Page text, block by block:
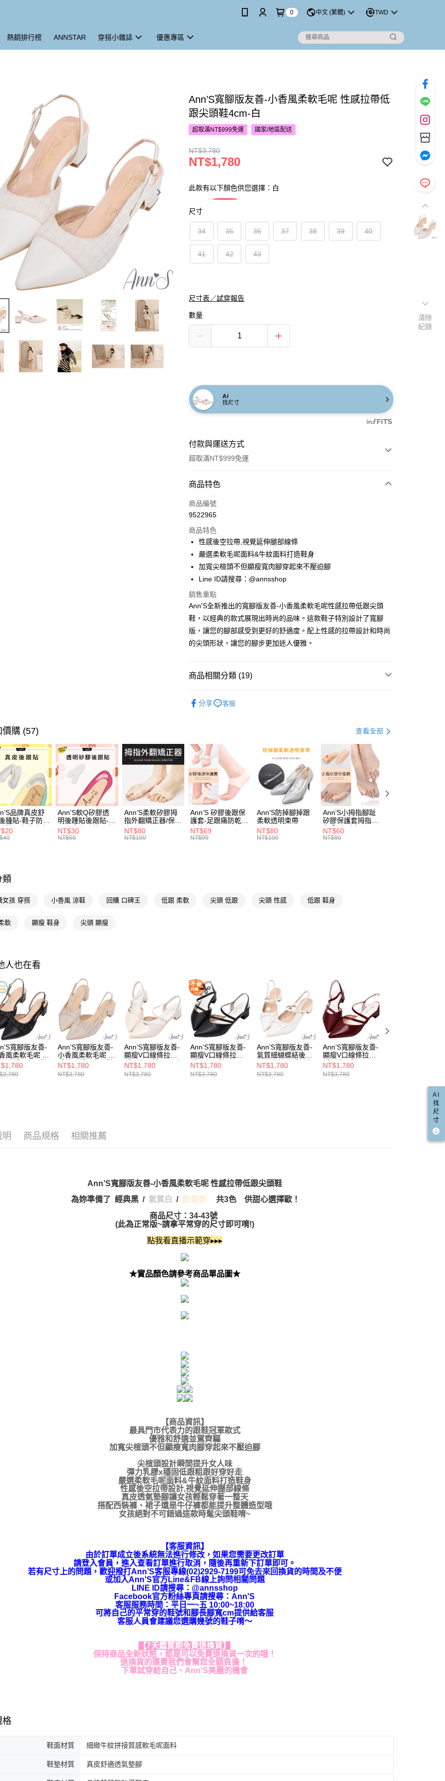
0 中文 (繁體) TWD
熱銷排行榜 ANNSTAR 穿搭小雜誌 優惠專區
Ann’S寬腳版友善-小香風柔軟毛呢 性感拉帶低
跟尖頭鞋4cm-白
超取滿NT$999免運 國家/地區配送
NT$3,780
NT$1,780
此款有以下顏色供您選擇：白
尺寸
34 35 36 37 38 39 40
41 42 43
尺寸表／試穿報告
數量
AI
找尺寸
付款與運送方式
超取滿NT$999免運
付款方式
信用卡一次付款
3 期 0 利率 每期 NT$593
合作金庫商業銀行
第一商業銀行
華南商業銀行
彰化商業銀行
國泰世華商業銀行
臺灣中小企業銀行
匯豐（台灣）商業銀行
華泰商業銀行
聯邦商業銀行
遠東國際商業銀行
玉山商業銀行
星展（台灣）商業銀行
台新國際商業銀行
中國信託商業銀行
6 期 0 利率 每期NT$296
合作金庫商業銀行
第一商業銀行
華南商業銀行
國泰世華商業銀行
臺灣中小企業銀行
台中商業銀行
匯豐（台灣）商業銀行
華泰商業銀行
聯邦商業銀行
遠東國際商業銀行
元大商業銀行
永豐商業銀行
台灣樂天信用卡公司
購物金
LINE Pay
街口支付
Google Pay
全支付
1.本服務由台灣大哥大提供，台灣大哥大用戶可立即使用無須另外申請。
2.付款方式選擇「大哥付你分期」，訂單成立後會自動跳轉到大哥付的交易
流程，驗證手機門號後，選擇欲分期的期數、繳款截止日，確認付款後即
完成交易。
3.實際核准額度、可分期數及費用金額請依後續交易確認頁面所載為準。
4.訂單成立30分鐘內，如未前往確認交易或遇審核未通過，訂單將自動取
消。如遇「轉專審核」未通過狀況，表示未達大哥付你分期系統評分，恕
無法說明評估內容。
【繳款方式說明】
1.分期款項不併入電信帳單，「大哥付你分期」於每月結算日後寄送繳費提
醒簡訊。
款買賣價金債權讓與本公司後，依約使用本公司帳單繳交帳款。
AFTEE先享後付
相關說明
【關於「AFTEE先享後付」】
AFTEE先享後付是「在收到商品之後才付款」的支付方式。 讓您購物簡單
便利好安心！
１．簡單：不需註冊會員、不需綁卡、不需儲值。
２．便利：只要手機號碼，簡訊認證，即可結帳。
３．安心：先確認商品／服務後，再付款。
【「AFTEE先享後付」結帳流程】
１．於結帳方式選擇「AFTEE先享後付」後，將跳轉至「AFTEE先享後
先享後付繳納相關費用。
２．關於個人資料處理事宜，請瀏覽以下網址：
https://aftee.tw/terms/#terms3
３．未成年的使用者請事先徵得法定代理人或監護人之同意方可使用
「AFTEE先享後付」，若未經同意申辦者引起之損失，本公司不負相關責
任。
４．使用「AFTEE先享後付」時，將依據個別帳號之用戶狀況，依本公司
即時審查核予不同之上限額度；若仍有額度不足之情形，本公司將視審查
結果請求用戶進行身份認證。
５．嚴禁一人註冊多個帳號或使用他人資訊註冊。若發現惡意使用之情
形，恩沛科技股份有限公司將有權停止該用戶之使用額度並採取法律行
動。
ATM付款
運送方式
全家付款取貨
每筆NT$100，滿NT$999(含以上)免運費
每筆NT$100，滿NT$999(含以上)免運費
付款後7-11取貨
每筆NT$100，滿NT$999(含以上)免運費
宅配
每筆NT$100，滿NT$999(含以上)免運費
國家/地區配送(非順豐配送，勿填寫順豐智能櫃地址) 查看運費
國家/地區配送(限中國大陸地區)
商品特色
商品編號
9522965
商品特色
性感後空拉帶,視覺延伸腿部線條
嚴選柔軟毛呢面料&牛紋面料打造鞋身
加寬尖楦頭不但顯瘦寬肉腳穿起來不壓迫腳
Line ID請搜尋：@annsshop
銷售重點
Ann'S全新推出的寬腳版友善-小香風柔軟毛呢性感拉帶低跟尖頭
鞋，以經典的款式展現出時尚的品味。這款鞋子特別設計了寬腳
版，讓您的腳部感受到更好的舒適度。配上性感的拉帶設計和時尚
的尖頭形狀，讓您的腳步更加迷人優雅。
商品相關分類 (19)
全尺碼34-44號
本周新品
選顏色 純白
選款式 尖頭鞋
選跟高 低跟3-5.5公分
不用等現貨專區
選場合
35號以下小尺寸專區
分享 客服
價購 (57) 查看全部
品牌真皮舒
腫貼-鞋子防磨
掉跟大半號專
Ann’S軟Q矽膠透
明後踵貼後跟貼-鞋
子防磨腳防掉跟大
半號專用
NT$30
NT$60
Ann’S柔軟矽膠拇
指外翻矯正器/保護
套
NT$80
NT$100
Ann’S 矽膠後跟保
護套-足跟痛防乾裂
摩擦
NT$69
NT$99
Ann’S防掉腳掉跟
柔軟透明束帶
NT$80
NT$100
Ann’S小拇指腳趾
矽膠保護套拇指外
翻分趾器矯正器
NT$60
NT$80
類
女孩 穿搭 小香風 涼鞋 回購 口碑王 低跟 柔軟 尖頭 低跟 尖頭 性感 低跟 鞋身
軟 顯瘦 鞋身 尖頭 顯瘦
人也在看
寬腳版友善-
風柔軟毛呢 性
帶低跟尖頭鞋
黑
Ann’S寬腳版友善-
小香風柔軟毛呢 性
感拉帶低跟尖頭鞋
4cm-杏
NT$1,780
NT$3,780
Ann’S寬腳版友善-
顯瘦V口線條拉帶
低跟尖頭鞋4cm-白
NT$1,780
NT$3,780
Ann’S寬腳版友善-
顯瘦V口線條拉帶
低跟尖頭鞋4cm-黑
NT$1,780
NT$3,780
Ann’S寬腳版友善-
氣質細蝴蝶結後跟
不磨腳拉帶低跟尖
頭鞋4cm-白 (版型
偏小)
NT$1,780
NT$3,780
Ann’S寬腳版友善-
顯瘦V口線條拉帶
低跟尖頭鞋4cm-酒
紅
NT$1,780
NT$3,780
明 商品規格 相關推薦
Ann’S寬腳版友善-小香風柔軟毛呢 性感拉帶低跟尖頭鞋
為妳準備了 經典黑 / 氣質白 / 奶茶杏
共3色 供甜心選擇歐！
商品尺寸：34-43號
(此為正常版~請拿平常穿的尺寸即可唷!)
點我看直播示範穿▸▸▸
★實品顏色請參考商品單品圖★
【商品資訊】
最具門市代表力的跟鞋冠軍款式
優雅和舒適並駕齊驅
加寬尖楦頭不但顯瘦寬肉腳穿起來不壓迫腳
尖楦頭設計瞬間提升女人味
彈力乳膠x穩固低跟粗跟好穿好走
嚴選柔軟毛呢面料&牛紋面料打造鞋身
性感後空拉帶設計,視覺延伸腿部線條
真皮透氣墊腳讓女孩輕鬆穿著一整天
搭配西裝褲、裙子還是牛仔褲都能提升整體造型哦
女孩絕對不可錯過這款時髦尖頭鞋唷~
【客服資訊】
由於訂單成立後系統無法進行修改，如果您需要更改訂單
請登入會員，進入查看訂單進行取消，隨後再重新下訂單即可。
若有尺寸上的問題，歡迎撥打Ann’S客服專線(02)2929-7199可免去來回換貨的時間及不便
或加入Ann’S官方Line&FB線上詢問相關問題
LINE ID請搜尋： @annsshop
Facebook官方粉絲專頁請搜尋：Ann'S
客服服務時間：平日一~五 10:00~18:00
可將自己的平常穿的鞋號和腳長腳寬cm提供給客服
客服人員會建議您選購幾號的鞋子唷～
【7天鑑賞期免費退換貨】
保持商品全新狀態，都是可以免費退換貨一次的哦！
退換貨的運費我們會幫您全額負擔！
下單試穿給自己、Ann'S美麗的機會
格
鞋面材質 細緻牛紋拼接質感軟毛呢面料
鞋墊材質 真皮舒適透氣墊腳
清除
紀錄
AI
找
尺
寸